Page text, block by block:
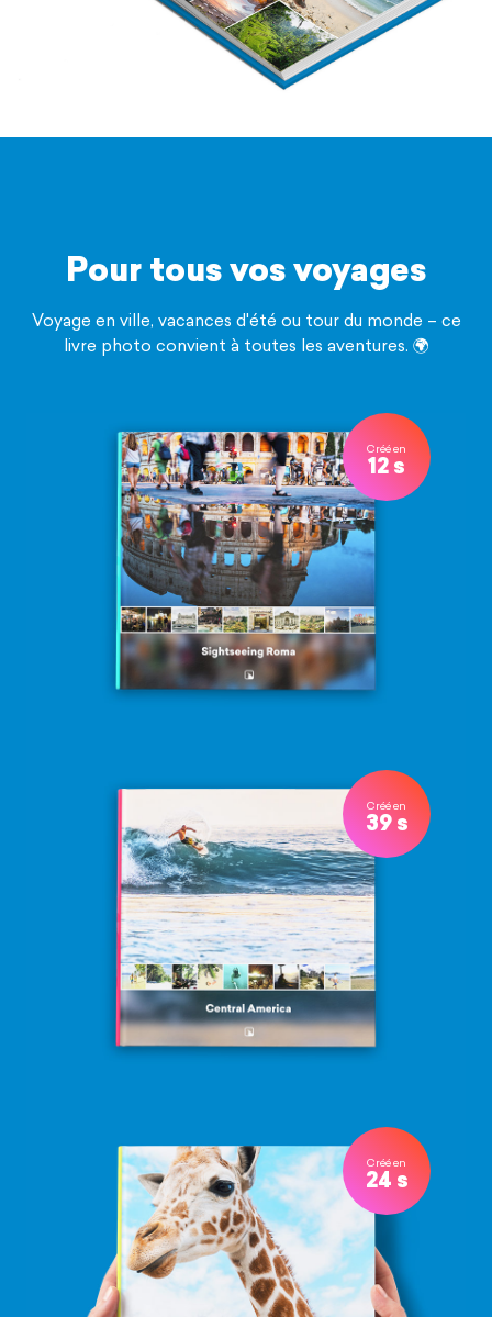
Pour tous vos voyages
Voyage en ville, vacances d'été ou tour du monde – ce
livre photo convient à toutes les aventures. 🌍
Créé en
12 s
Créé en
39 s
Créé en
24 s